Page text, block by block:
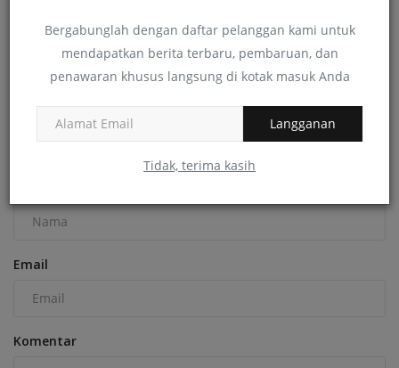
Bergabunglah dengan daftar pelanggan kami untuk
mendapatkan berita terbaru, pembaruan, dan
penawaran khusus langsung di kotak masuk Anda
Langganan
Tidak, terima kasih
Manfaat Canva untuk Guru
KOMENTAR KOMENTAR FACEBOOK
Email
Komentar